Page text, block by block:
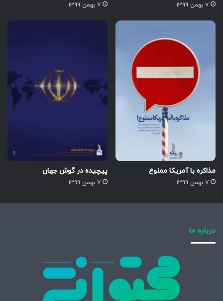
۷ بهمن ۱۳۹۹ ۷ بهمن ۱۳۹۹
مذاکره با آمریکا ممنوع
۷ بهمن ۱۳۹۹
پیچیده در گوش جهان
۷ بهمن ۱۳۹۹
درباره ما